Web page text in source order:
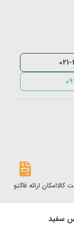
کالاامکان ارائه فاکتور
سفید